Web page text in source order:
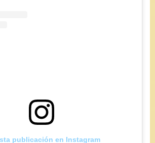
publicación en Instagram